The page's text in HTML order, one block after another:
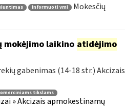
informuoti vmi
Mokesčių
mokėjimo laikino atidėjimo
gabenimas (14-18 str.) Akcizais
tikslams
» Akcizais apmokestinamų